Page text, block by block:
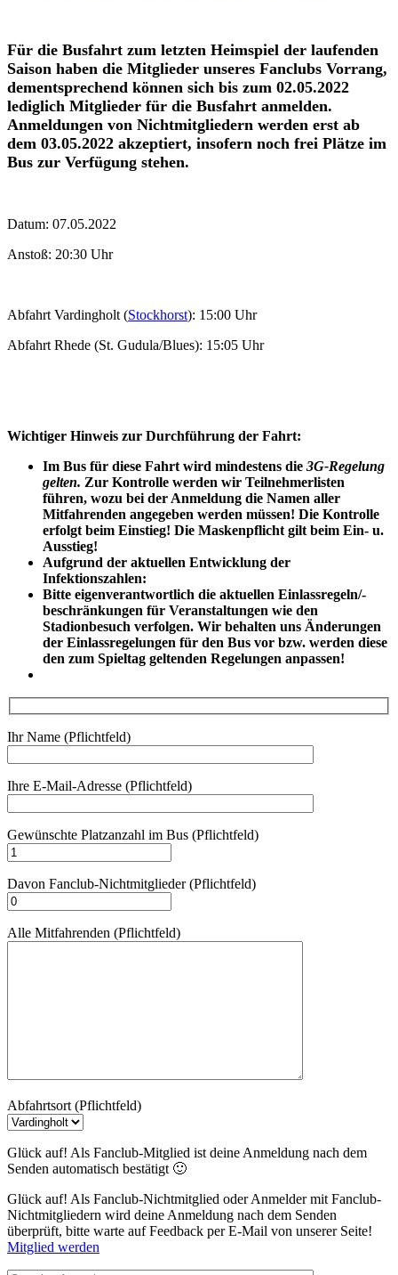
Für die Busfahrt zum letzten Heimspiel der laufenden
Saison haben die Mitglieder unseres Fanclubs Vorrang,
dementsprechend können sich bis zum 02.05.2022
lediglich Mitglieder für die Busfahrt anmelden.
Anmeldungen von Nichtmitgliedern werden erst ab
dem 03.05.2022 akzeptiert, insofern noch frei Plätze im
Bus zur Verfügung stehen.
Datum: 07.05.2022
Anstoß: 20:30 Uhr
Abfahrt Vardingholt (Stockhorst): 15:00 Uhr
Abfahrt Rhede (St. Gudula/Blues): 15:05 Uhr
Wichtiger Hinweis zur Durchführung der Fahrt:
Im Bus für diese Fahrt wird mindestens die 3G-Regelung
gelten. Zur Kontrolle werden wir Teilnehmerlisten
führen, wozu bei der Anmeldung die Namen aller
Mitfahrenden angegeben werden müssen! Die Kontrolle
erfolgt beim Einstieg! Die Maskenpflicht gilt beim Ein- u.
Ausstieg!
Aufgrund der aktuellen Entwicklung der
Infektionszahlen:
Bitte eigenverantwortlich die aktuellen Einlassregeln/-
beschränkungen für Veranstaltungen wie den
Stadionbesuch verfolgen. Wir behalten uns Änderungen
der Einlassregelungen für den Bus vor bzw. werden diese
den zum Spieltag geltenden Regelungen anpassen!
Ihr Name (Pflichtfeld)
Ihre E-Mail-Adresse (Pflichtfeld)
Gewünschte Platzanzahl im Bus (Pflichtfeld)
Davon Fanclub-Nichtmitglieder (Pflichtfeld)
Alle Mitfahrenden (Pflichtfeld)
Abfahrtsort (Pflichtfeld)
Glück auf! Als Fanclub-Mitglied ist deine Anmeldung nach dem
Senden automatisch bestätigt 🙂
Glück auf! Als Fanclub-Nichtmitglied oder Anmelder mit Fanclub-
Nichtmitgliedern wird deine Anmeldung nach dem Senden
überprüft, bitte warte auf Feedback per E-Mail von unserer Seite!
Mitglied werden